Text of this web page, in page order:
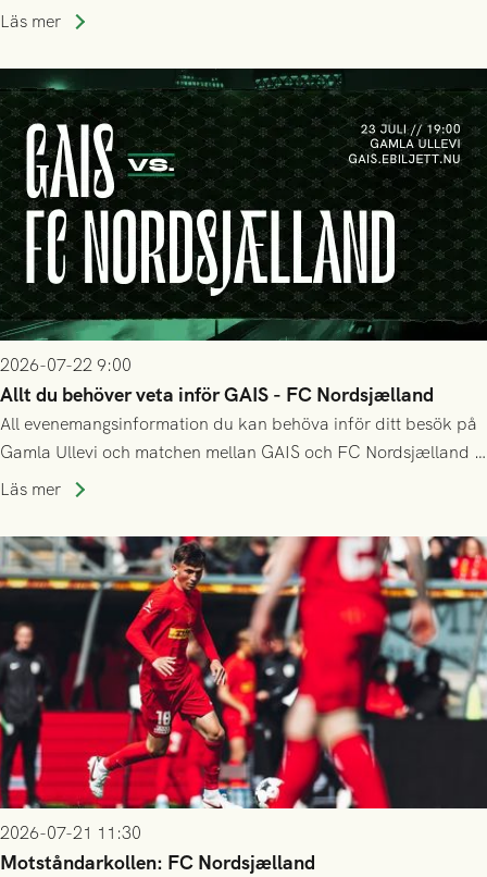
Holmberg och ledarstaben har tagit ut följande trupp till
Läs mer
2026-07-22 9:00
Allt du behöver veta inför GAIS - FC Nordsjælland
All evenemangsinformation du kan behöva inför ditt besök på
Gamla Ullevi och matchen mellan GAIS och FC Nordsjælland i
kvalet till Conference League! Avspark kl 19.00 på torsdag
Läs mer
2026-07-21 11:30
Motståndarkollen: FC Nordsjælland